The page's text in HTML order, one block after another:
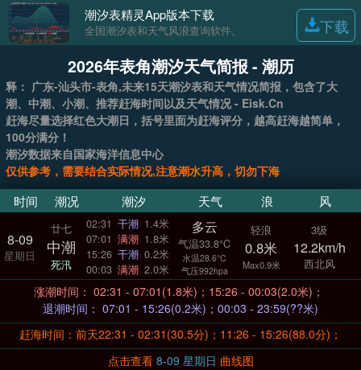
潮汐表精灵App版本下载
全国潮汐表和天气风浪查询软件。 下载
2026年表角潮汐天气简报 - 潮历
释： 广东-汕头市-表角,未来15天潮汐表和天气情况简报，包含了大
潮、中潮、小潮、推荐赶海时间以及天气情况 - Eisk.Cn
赶海尽量选择红色大潮日，括号里面为赶海评分，越高赶海越简单，
100分满分！
潮汐数据来自国家海洋信息中心
仅供参考，需要结合实际情况,注意潮水升高，切勿下海
时间 潮况 潮汐 天气 浪 风
8-09
星期日
廿七
中潮
死汛
02:31 干潮 1.4米
07:01 满潮 1.8米
15:26 干潮 0.2米
00:03 满潮 2.0米
多云
气温33.8°C
水温28.6°C
气压992hpa
轻浪
0.8米
Max0.9米
3级
12.2km/h
西北风
涨潮时间： 02:31 - 07:01(1.8米)；15:26 - 00:03(2.0米)；
退潮时间： 07:01 - 15:26(0.2米)；00:03 - 23:59(??米)
赶海时间：前天22:31 - 02:31(30.5分)；11:26 - 15:26(88.0分)；
点击查看
8-09 星期日 曲线图